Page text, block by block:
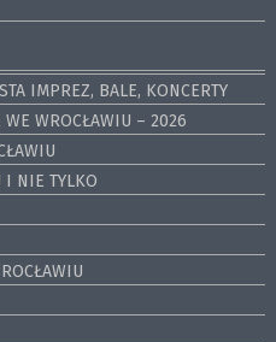
IMPREZ, BALE, KONCERTY
WROCŁAWIU – 2026
I NIE TYLKO